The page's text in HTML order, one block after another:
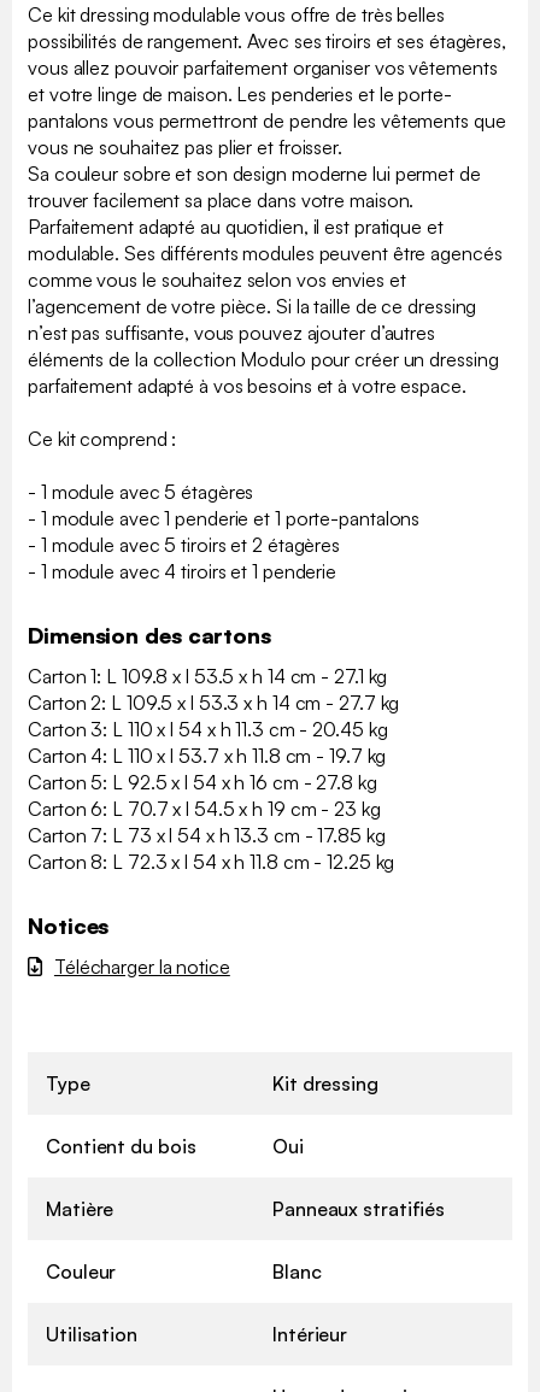
Ce kit dressing modulable vous offre de très belles
possibilités de rangement. Avec ses tiroirs et ses étagères,
vous allez pouvoir parfaitement organiser vos vêtements
et votre linge de maison. Les penderies et le porte-
pantalons vous permettront de pendre les vêtements que
vous ne souhaitez pas plier et froisser.
Sa couleur sobre et son design moderne lui permet de
trouver facilement sa place dans votre maison.
Parfaitement adapté au quotidien, il est pratique et
modulable. Ses différents modules peuvent être agencés
comme vous le souhaitez selon vos envies et
l’agencement de votre pièce. Si la taille de ce dressing
n’est pas suffisante, vous pouvez ajouter d’autres
éléments de la collection Modulo pour créer un dressing
parfaitement adapté à vos besoins et à votre espace.
Ce kit comprend :
- 1 module avec 5 étagères
- 1 module avec 1 penderie et 1 porte-pantalons
- 1 module avec 5 tiroirs et 2 étagères
- 1 module avec 4 tiroirs et 1 penderie
Dimension des cartons
Carton 1: L 109.8 x l 53.5 x h 14 cm - 27.1 kg
Carton 2: L 109.5 x l 53.3 x h 14 cm - 27.7 kg
Carton 3: L 110 x l 54 x h 11.3 cm - 20.45 kg
Carton 4: L 110 x l 53.7 x h 11.8 cm - 19.7 kg
Carton 5: L 92.5 x l 54 x h 16 cm - 27.8 kg
Carton 6: L 70.7 x l 54.5 x h 19 cm - 23 kg
Carton 7: L 73 x l 54 x h 13.3 cm - 17.85 kg
Carton 8: L 72.3 x l 54 x h 11.8 cm - 12.25 kg
Notices
Télécharger la notice
Type Kit dressing
Contient du bois Oui
Matière Panneaux stratifiés
Couleur Blanc
Utilisation Intérieur